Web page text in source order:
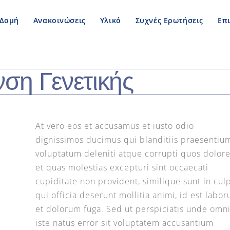
Δομή Ανακοινώσεις Υλικό Συχνές Ερωτήσεις
Γενετικής
At vero eos et accusamus et iusto odio
dignissimos ducimus qui blanditiis
voluptatum deleniti atque corrupti quos
et quas molestias excepturi sint occaecati
cupiditate non provident, similique sunt in
qui officia deserunt mollitia animi, id est
et dolorum fuga. Sed ut perspiciatis unde
iste natus error sit voluptatem accusantium